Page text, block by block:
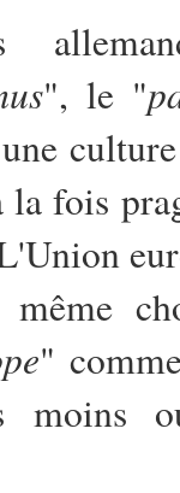
", le "
fois
"
moins